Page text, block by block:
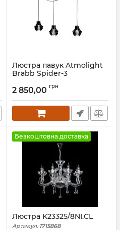
Люстра павук Atmolight
Brabb Spider-3
Артикул:2502319
2 850,00 грн
Безкоштовна доставка
Люстра K23325/8NI.CL
Артикул:1715868